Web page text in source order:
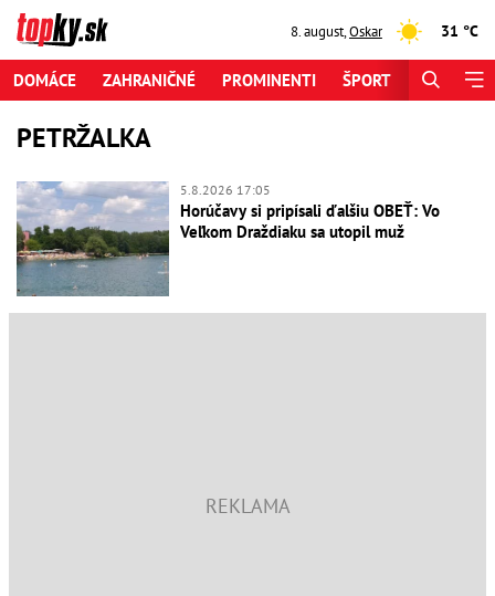
8. august,Oskar 31 °C
DOMÁCE ZAHRANIČNÉ PROMINENTI ŠPORT
PETRŽALKA
5.8.2026 17:05
Horúčavy si pripísali ďalšiu OBEŤ: Vo
Veľkom Draždiaku sa utopil muž